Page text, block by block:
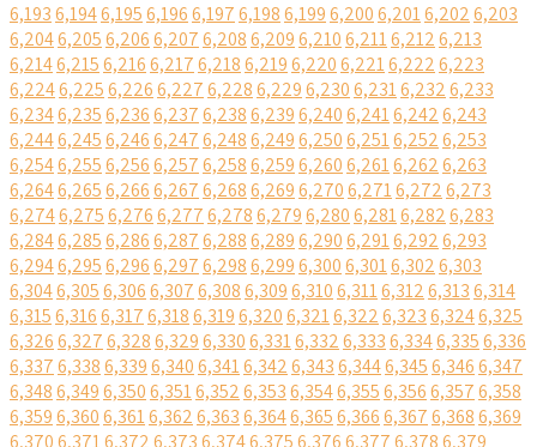
6,1936,1946,1956,1966,1976,1986,1996,2006,2016,2026,203
6,2046,2056,2066,2076,2086,2096,2106,2116,2126,213
6,2146,2156,2166,2176,2186,2196,2206,2216,2226,223
6,2246,2256,2266,2276,2286,2296,2306,2316,2326,233
6,2346,2356,2366,2376,2386,2396,2406,2416,2426,243
6,2446,2456,2466,2476,2486,2496,2506,2516,2526,253
6,2546,2556,2566,2576,2586,2596,2606,2616,2626,263
6,2646,2656,2666,2676,2686,2696,2706,2716,2726,273
6,2746,2756,2766,2776,2786,2796,2806,2816,2826,283
6,2846,2856,2866,2876,2886,2896,2906,2916,2926,293
6,2946,2956,2966,2976,2986,2996,3006,3016,3026,303
6,3046,3056,3066,3076,3086,3096,3106,3116,3126,3136,314
6,3156,3166,3176,3186,3196,3206,3216,3226,3236,3246,325
6,3266,3276,3286,3296,3306,3316,3326,3336,3346,3356,336
6,3376,3386,3396,3406,3416,3426,3436,3446,3456,3466,347
6,3486,3496,3506,3516,3526,3536,3546,3556,3566,3576,358
6,3596,3606,3616,3626,3636,3646,3656,3666,3676,3686,369